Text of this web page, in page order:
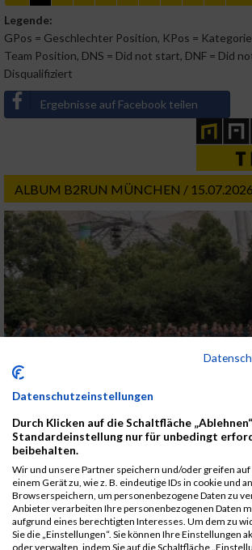
Legende:
GPos = Geschlechter Position, KPos =
Team Position, DNS = Did not start, DNF = Did
Disqualifiziert
Ergebnisse auf Facebook teilen
ALBUM B2RUN MÜNCHEN / 15.07.2026
Datenschutzeinstellungen
Durch Klicken auf die Schaltfläche
Standardeinstellung nur für unbedingt
beibehalten.
Wir und unsere Partner speichern und/oder greifen
einem Gerät zu, wie z. B. eindeutige IDs in cookie und
Browserspeichern, um personenbezogene Daten zu
Anbieter verarbeiten Ihre personenbezogenen Daten
aufgrund eines berechtigten Interesses. Um dem zu
Sie die „Einstellungen“. Sie können Ihre Einstellungen
oder verwalten, indem Sie auf die Schaltfläche